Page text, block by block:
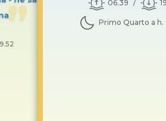
06.39
Primo Quarto a h.